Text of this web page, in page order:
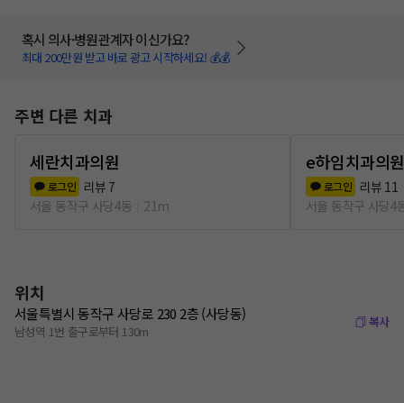
혹시 의사·병원관계자 이신가요?
최대 200만원 받고 바로 광고 시작하세요! 💰💰
주변 다른 치과
세란치과의원
로그인 리뷰 7
서울 동작구 사당4동
21m
e하임치과의원
로그인 리뷰 11
서울 동작구 사당4
위치
서울특별시 동작구 사당로 230 2층 (사당동)
남성역 1번 출구로부터 130m
복사